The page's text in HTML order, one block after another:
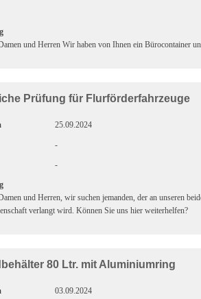
und Herren Wir haben von Ihnen ein Bürocontainer
Prüfung für Flurförderfahrzeuge
25.09.2024
-
-
und Herren, wir suchen jemanden, der an unseren
verlangt wird. Können Sie uns hier weiterhelfen?
80 Ltr. mit Aluminiumring
03.09.2024